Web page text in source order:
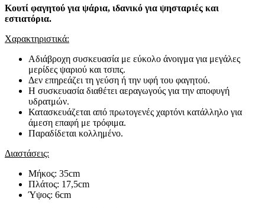
Κουτί φαγητού για ψάρια, ιδανικό για ψησταριές και
εστιατόρια.
Χαρακτηριστικά:
Αδιάβροχη συσκευασία με εύκολο άνοιγμα για μεγάλες
μερίδες ψαριού και τσιπς.
Δεν επηρεάζει τη γεύση ή την υφή του φαγητού.
Η συσκευασία διαθέτει αεραγωγούς για την αποφυγή
υδρατμών.
Κατασκευάζεται από πρωτογενές χαρτόνι κατάλληλο για
άμεση επαφή με τρόφιμα.
Παραδίδεται κολλημένο.
Διαστάσεις:
Μήκος: 35cm
Πλάτος: 17,5cm
Ύψος: 6cm